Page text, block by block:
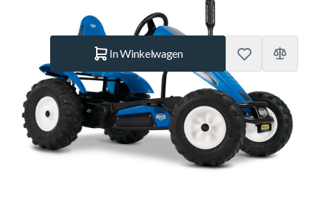
In Winkelwagen
Korte Beschrijving
- BFR naaf zorgt ervoor dat je vooruit of achteruit kan
trappen zonder een hendel te verzetten